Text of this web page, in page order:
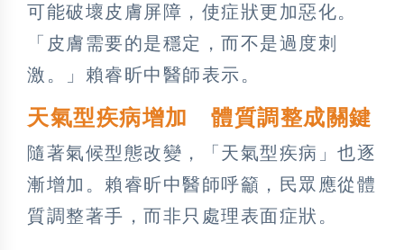
可能破壞皮膚屏障，使症狀更加惡化。
「皮膚需要的是穩定，而不是過度刺
激。」賴睿昕中醫師表示。
天氣型疾病增加 體質調整成關鍵
隨著氣候型態改變，「天氣型疾病」也逐
漸增加。賴睿昕中醫師呼籲，民眾應從體
質調整著手，而非只處理表面症狀。